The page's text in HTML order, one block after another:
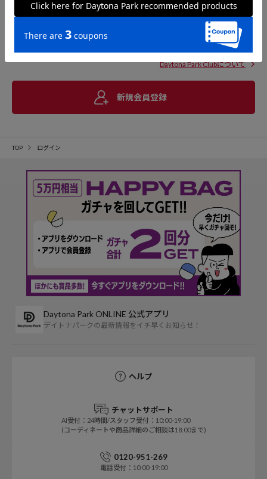
Daytona Park Clubについて
新規会員登録
TOP ログイン
Daytona Park ONLINE 公式アプリ
デイトナパークの最新情報をイチ早くお知らせ！
ヘルプ
チャットサポート
AI受付：24時間/スタッフ受付：10:00-19:00
(コーディネートや商品詳細のご相談は18:00まで)
0120-951-269
電話受付：10:00-19:00